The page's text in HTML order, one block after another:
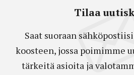
Tilaa
Saat suoraan
koosteen, jossa poimimme
tärkeitä asioita ja